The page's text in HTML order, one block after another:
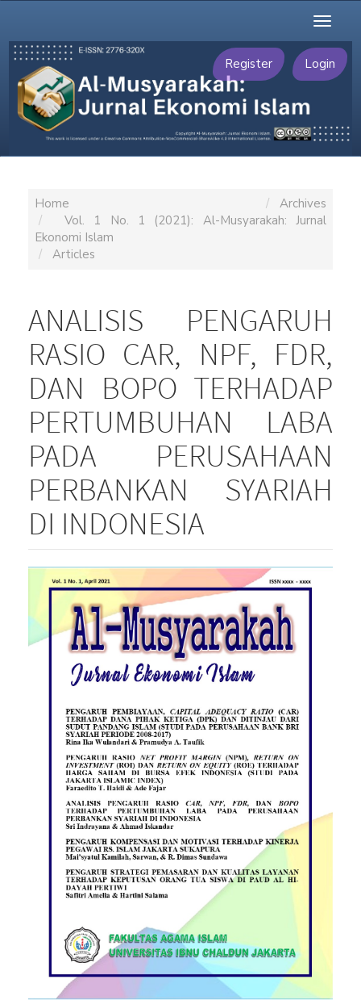
Main
Content
Sidebar
Register Login
Toggle
Home
Archives
Vol. 1 No. 1 (2021): Al-Musyarakah: Jurnal
Ekonomi Islam
Articles
ANALISIS PENGARUH
RASIO CAR, NPF, FDR,
DAN BOPO TERHADAP
PERTUMBUHAN LABA
PADA PERUSAHAAN
PERBANKAN SYARIAH
DI INDONESIA
Article
Sidebar